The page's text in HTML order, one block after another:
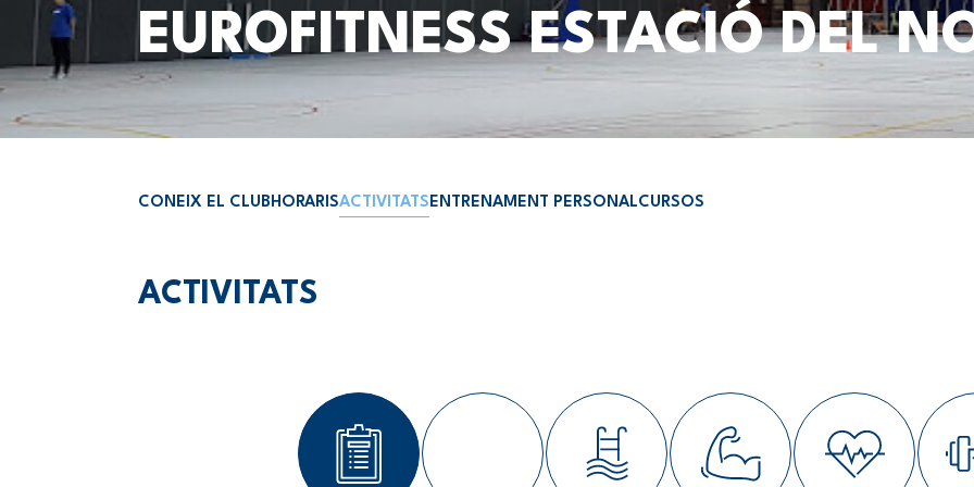
EUROFITNESS ESTACIÓ DEL
CONEIX EL CLUBHORARISACTIVITATSENTRENAMENT PERSONALCURSOS
ACTIVITATS